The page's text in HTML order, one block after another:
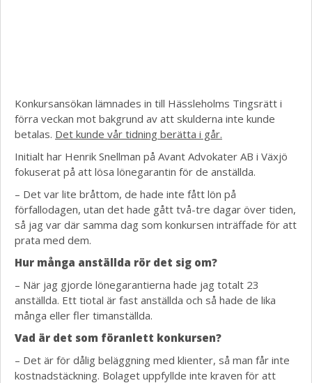
Konkursansökan lämnades in till Hässleholms Tingsrätt i
förra veckan mot bakgrund av att skulderna inte kunde
betalas. Det kunde vår tidning berätta i går.
Initialt har Henrik Snellman på Avant Advokater AB i Växjö
fokuserat på att lösa lönegarantin för de anställda.
– Det var lite bråttom, de hade inte fått lön på
förfallodagen, utan det hade gått två-tre dagar över tiden,
så jag var där samma dag som konkursen inträffade för att
prata med dem.
Hur många anställda rör det sig om?
– När jag gjorde lönegarantierna hade jag totalt 23
anställda. Ett tiotal är fast anställda och så hade de lika
många eller fler timanställda.
Vad är det som föranlett konkursen?
– Det är för dålig beläggning med klienter, så man får inte
kostnadstäckning. Bolaget uppfyllde inte kraven för att